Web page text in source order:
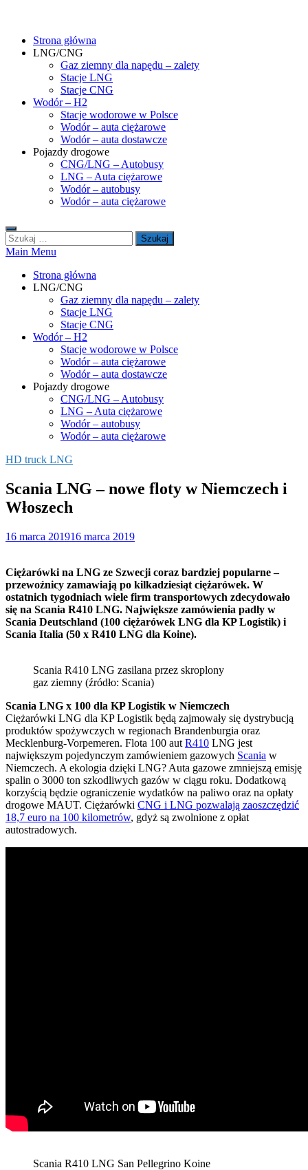
content
(wodór). Opisy pojazdów, tankowanie gazu ziemnego i wodoru,
rynek paliw gazowych, analizy.
Strona główna
LNG/CNG
Gaz ziemny dla napędu – zalety
Stacje LNG
Stacje CNG
Wodór – H2
Stacje wodorowe w Polsce
Wodór – auta ciężarowe
Wodór – auta dostawcze
Pojazdy drogowe
CNG/LNG – Autobusy
LNG – Auta ciężarowe
Wodór – autobusy
Wodór – auta ciężarowe
Szukaj:
Main Menu
Strona główna
LNG/CNG
Gaz ziemny dla napędu – zalety
Stacje LNG
Stacje CNG
Wodór – H2
Stacje wodorowe w Polsce
Wodór – auta ciężarowe
Wodór – auta dostawcze
Pojazdy drogowe
CNG/LNG – Autobusy
LNG – Auta ciężarowe
Wodór – autobusy
Wodór – auta ciężarowe
HD truck LNG
Scania LNG – nowe floty w Niemczech i
Włoszech
16 marca 201916 marca 2019
Ciężarówki na LNG ze Szwecji coraz bardziej popularne –
przewoźnicy zamawiają po kilkadziesiąt ciężarówek. W
ostatnich tygodniach wiele firm transportowych zdecydowało
się na Scania R410 LNG. Największe zamówienia padły w
Scania Deutschland (100 ciężarówek LNG dla KP Logistik) i
Scania Italia (50 x R410 LNG dla Koine).
Scania R410 LNG zasilana przez skroplony
gaz ziemny (źródło: Scania)
Scania LNG x 100 dla KP Logistik w Niemczech
Ciężarówki LNG dla KP Logistik będą zajmowały się dystrybucją
produktów spożywczych w regionach Brandenburgia oraz
Mecklenburg-Vorpemeren. Flota 100 aut R410 LNG jest
największym pojedynczym zamówieniem gazowych Scania w
Niemczech. A ekologia dzięki LNG? Auta gazowe zmniejszą emisję
spalin o 3000 ton szkodliwych gazów w ciągu roku. Dodatkową
korzyścią będzie ograniczenie wydatków na paliwo oraz na opłaty
drogowe MAUT. Ciężarówki CNG i LNG pozwalają zaoszczędzić
18,7 euro na 100 kilometrów, gdyż są zwolnione z opłat
autostradowych.
Scania R410 LNG San Pellegrino Koine